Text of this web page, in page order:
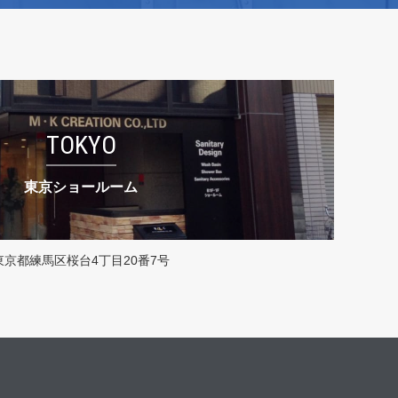
TOKYO
東京ショールーム
京都練馬区桜台4丁目20番7号